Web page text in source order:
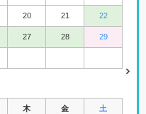
20 21 22
27 28 29
木 金 土